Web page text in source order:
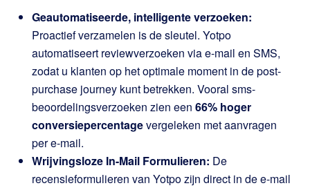
Geautomatiseerde, intelligente verzoeken:
Proactief verzamelen is de sleutel. Yotpo
automatiseert reviewverzoeken via e-mail en SMS,
zodat u klanten op het optimale moment in de post-
purchase journey kunt betrekken. Vooral sms-
beoordelingsverzoeken zien een 66% hoger
conversiepercentagevergeleken met aanvragen
per e-mail.
Wrijvingsloze In-Mail Formulieren: De
recensieformulieren van Yotpo zijn direct in de e-mail